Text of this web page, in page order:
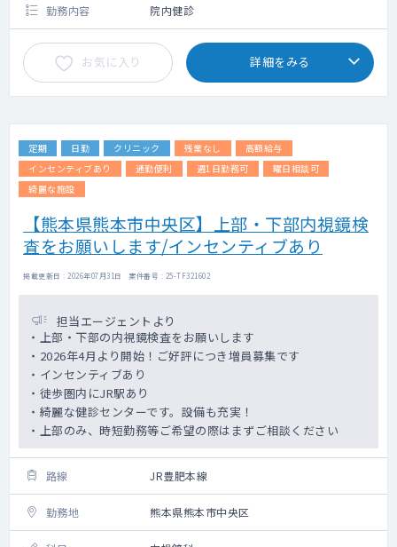
勤務内容 院内健診
お気に入り 詳細をみる
定期 日勤 クリニック 残業なし
高額給与
インセンティブあり
通勤便利 週1日勤務可
曜日相談可
綺麗な施設
【熊本県熊本市中央区】上部・下部内視鏡検
査をお願いします/インセンティブあり
掲載更新日 : 2026年07月31日 案件番号 : 25-TF321602
担当エージェントより
・上部・下部の内視鏡検査をお願いします
・2026年4月より開始！ご好評につき増員募集です
・インセンティブあり
・徒歩圏内にJR駅あり
・綺麗な健診センターです。設備も充実！
・上部のみ、時短勤務等ご希望の際はまずご相談ください
路線 JR豊肥本線
勤務地 熊本県熊本市中央区